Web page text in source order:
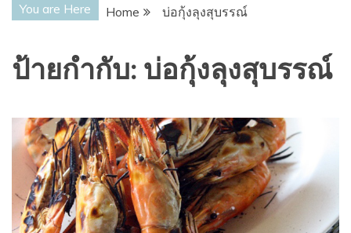
You are Here Home บ่อกุ้งลุงสุบรรณ์
ป้ายกำกับ: บ่อกุ้งลุงสุบรรณ์